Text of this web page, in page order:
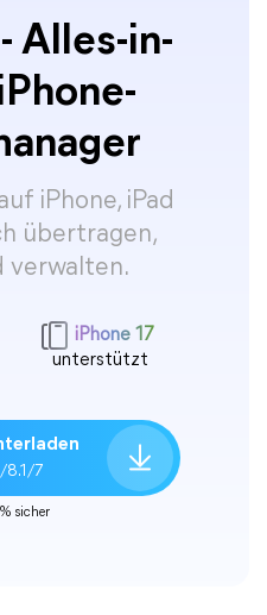
Alles-in-
iPhone, iPad
übertragen,
verwalten.
iPhone 17
unterstützt
8.1/7
sicher